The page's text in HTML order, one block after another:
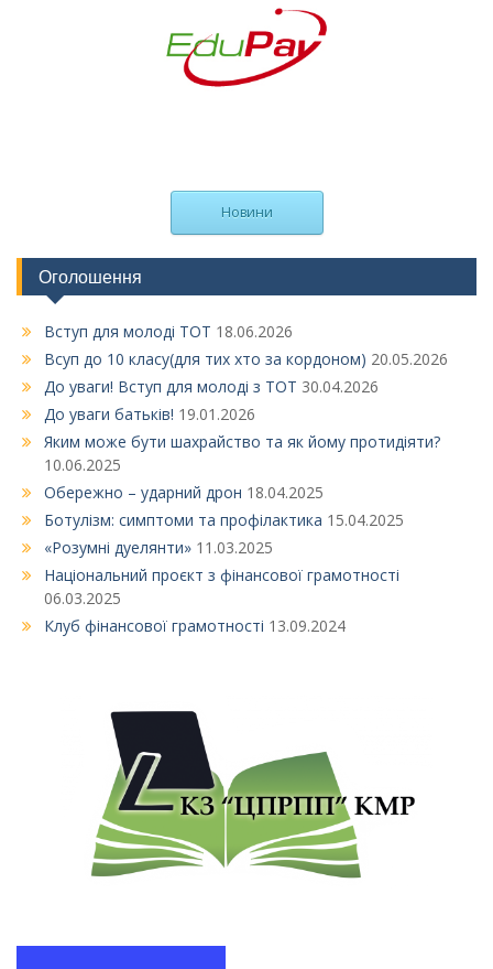
Новини
Оголошення
Вступ для молоді ТОТ 18.06.2026
Всуп до 10 класу(для тих хто за кордоном) 20.05.2026
До уваги! Вступ для молоді з ТОТ 30.04.2026
До уваги батьків! 19.01.2026
Яким може бути шахрайство та як йому протидіяти?
10.06.2025
Обережно – ударний дрон 18.04.2025
Ботулізм: симптоми та профілактика 15.04.2025
«Розумні дуелянти» 11.03.2025
Національний проєкт з фінансової грамотності
06.03.2025
Клуб фінансової грамотності 13.09.2024